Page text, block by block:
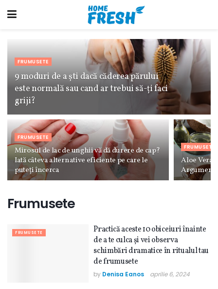
FRUMUSETE
9 moduri de a ști dacă căderea părului
este normală sau cand ar trebui să-ți faci
griji?
FRUMUSETE
Mirosul de lac de unghii vă dă durere de cap?
Iată câteva alternative eficiente pe care le
puteți încerca
FRUMUSETE
Aloe Vera
Frumusete
FRUMUSETE
Practică aceste 10 obiceiuri înainte
de a te culca și vei observa
schimbări dramatice în ritualul tau
de frumusete
by Denisa Eanos aprilie 6, 2024